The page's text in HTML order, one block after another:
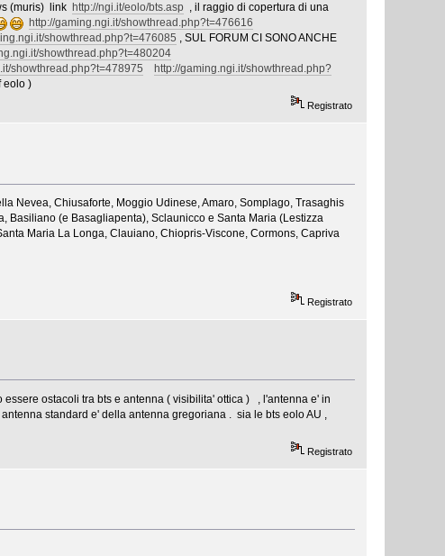
(muris) link http://ngi.it/eolo/bts.asp, il raggio di copertura di una
http://gaming.ngi.it/showthread.php?t=476616
showthread.php?t=476085 , SUL FORUM CI SONO ANCHE
showthread.php?t=480204
showthread.php?t=478975
http://gaming.ngi.it/showthread.php?
eolo )
Registrato
Nevea, Chiusaforte, Moggio Udinese, Amaro, Somplago, Trasaghis
Basiliano (e Basagliapenta), Sclaunicco e Santa Maria (Lestizza
Maria La Longa, Clauiano, Chiopris-Viscone, Cormons, Capriva
Registrato
ostacoli tra bts e antenna ( visibilita' ottica ) , l'antenna e' in
standard e' della antenna gregoriana . sia le bts eolo AU ,
Registrato